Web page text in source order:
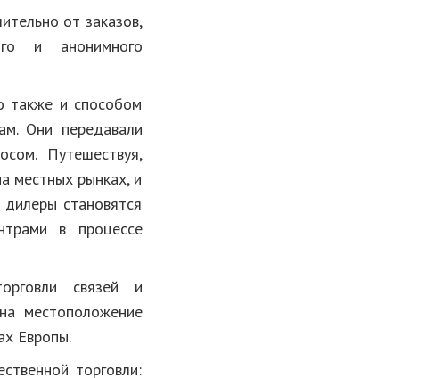
от заказов,
и анонимного
также и способом
Они передавали
Путешествуя,
местных рынках, и
становятся
в процессе
связей и
местоположение
Европы.
торговли: